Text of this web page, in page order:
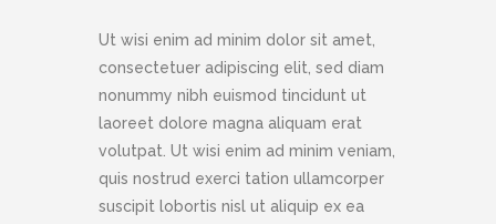
Ut wisi enim ad minim dolor sit amet,
consectetuer adipiscing elit, sed diam
nonummy nibh euismod tincidunt ut
laoreet dolore magna aliquam erat
volutpat. Ut wisi enim ad minim veniam,
quis nostrud exerci tation ullamcorper
suscipit lobortis nisl ut aliquip ex ea